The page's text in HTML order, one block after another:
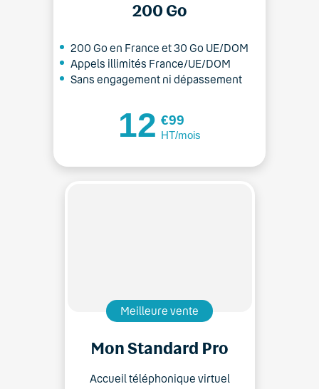
200 Go
200 Go en France et 30 Go UE/DOM
Appels illimités France/UE/DOM
Sans engagement ni dépassement
12 €99
HT/mois
Meilleure vente
Mon Standard Pro
Accueil téléphonique virtuel